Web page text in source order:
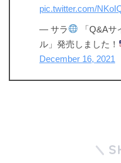
pic.twitter.com/
— サラ
「Q&A
ル」発売しました！
December 16, 2021